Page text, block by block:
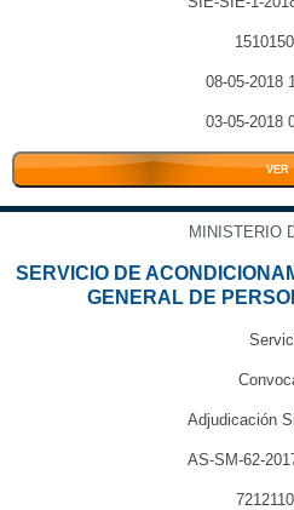
08-05-2018
03-05-2018
VER
MINISTERIO
SERVICIO DE
GENERAL DE
Adjudicación
AS-SM-62-